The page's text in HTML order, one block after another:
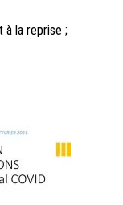
à la reprise ;